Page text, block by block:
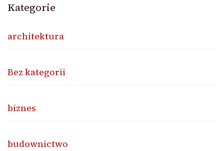
Kategorie
architektura
Bez kategorii
biznes
budownictwo